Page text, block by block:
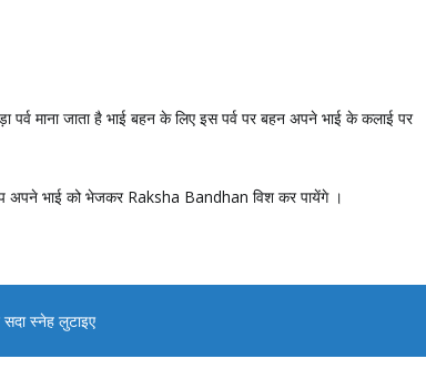
माना जाता है भाई बहन के लिए इस पर्व पर बहन अपने भाई के कलाई पर
अपने भाई को भेजकर Raksha Bandhan विश कर पायेंगे ।
स्नेह लुटाइए